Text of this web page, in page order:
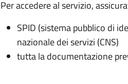
Per accedere al servizio,
SPID (sistema pubblico di
nazionale dei servizi (CNS)
tutta la documentazione